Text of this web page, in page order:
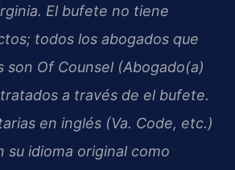
El bufete no tiene
todos los abogados que
son Of Counsel (Abogado(a)
a través de el bufete.
en inglés (Va. Code, etc.)
su idioma original como